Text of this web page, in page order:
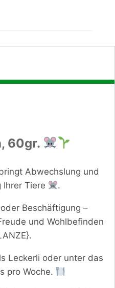
60gr.
Abwechslung und
Tiere
.
Beschäftigung –
und Wohlbefinden
Leckerli oder unter das
pro Woche.